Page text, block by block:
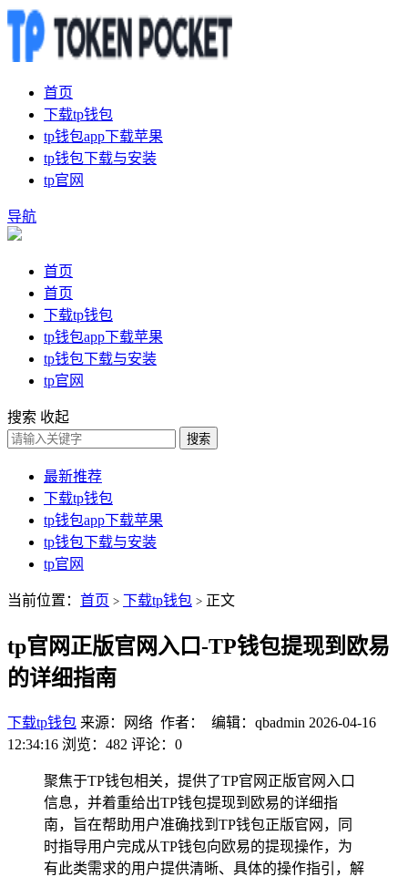
首页
下载tp钱包
tp钱包app下载苹果
tp钱包下载与安装
tp官网
导航
首页
首页
下载tp钱包
tp钱包app下载苹果
tp钱包下载与安装
tp官网
搜索 收起
搜索
最新推荐
下载tp钱包
tp钱包app下载苹果
tp钱包下载与安装
tp官网
当前位置： 首页 > 下载tp钱包 > 正文
tp官网正版官网入口-TP钱包提现到欧易
的详细指南
下载tp钱包 来源：网络 作者： 编辑：qbadmin 2026-04-16
12:34:16 浏览：482 评论：0
聚焦于TP钱包相关，提供了TP官网正版官网入口
信息，并着重给出TP钱包提现到欧易的详细指
南，旨在帮助用户准确找到TP钱包正版官网，同
时指导用户完成从TP钱包向欧易的提现操作，为
有此类需求的用户提供清晰、具体的操作指引，解